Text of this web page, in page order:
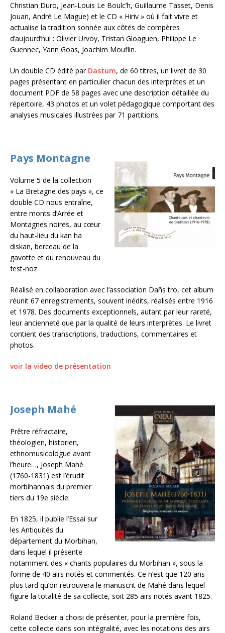
Christian Duro, Jean-Louis Le Boulc’h, Guillaume Tasset, Denis
Jouan, André Le Mague) et le CD « Hiriv » où il fait vivre et
actualise la tradition sonnée aux côtés de compères
d’aujourd’hui : Olivier Urvoy, Tristan Gloaguen, Philippe Le
Guennec, Yann Goas, Joachim Mouflin.
Un double CD édité par Dastum, de 60 titres, un livret de 30
pages présentant en particulier chacun des interprètes et un
document PDF de 58 pages avec une description détaillée du
répertoire, 43 photos et un volet pédagogique comportant des
analyses musicales illustrées par 71 partitions.
Pays Montagne
Volume 5 de la collection
« La Bretagne des pays », ce
double CD nous entraîne,
entre monts d’Arrée et
Montagnes noires, au cœur
du haut-lieu du kan ha
diskan, berceau de la
gavotte et du renouveau du
fest-noz.
Réalisé en collaboration avec l’association Dañs tro, cet album
réunit 67 enregistrements, souvent inédits, réalisés entre 1916
et 1978. Des documents exceptionnels, autant par leur rareté,
leur ancienneté que par la qualité de leurs interprètes. Le livret
contient des transcriptions, traductions, commentaires et
photos.
voir la video de présentation
Joseph Mahé
Prêtre réfractaire,
théologien, historien,
ethnomusicologue avant
l’heure…, Joseph Mahé
(1760-1831) est l’érudit
morbihannais du premier
tiers du 19e siècle.
En 1825, il publie l’Essai sur
les Antiquités du
département du Morbihan,
dans lequel il présente
notamment des « chants populaires du Morbihan », sous la
forme de 40 airs notés et commentés. Ce n’est que 120 ans
plus tard qu’on retrouvera le manuscrit de Mahé dans lequel
figure la totalité de sa collecte, soit 285 airs notés avant 1825.
Roland Becker a choisi de présenter, pour la première fois,
cette collecte dans son intégralité, avec les notations des airs